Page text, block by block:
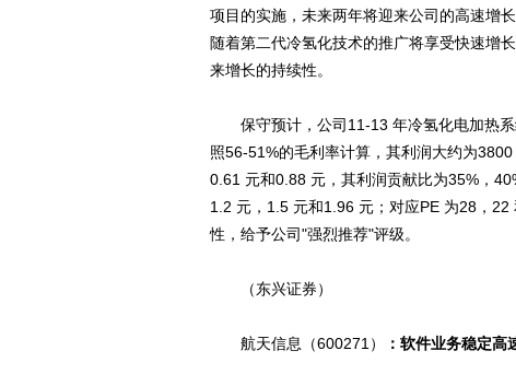
项目的实施，未来两年将迎来公司的高速增
随着第二代冷氢化技术的推广将享受快速增
来增长的持续性。
保守预计，公司11-13 年冷氢化电加热系
照56-51%的毛利率计算，其利润大约为
0.61 元和0.88 元，其利润贡献比为35%，
1.2 元，1.5 元和1.96 元；对应PE 为28，
性，给予公司"强烈推荐"评级。
（东兴证券）
航天信息（600271） ：软件业务稳定高